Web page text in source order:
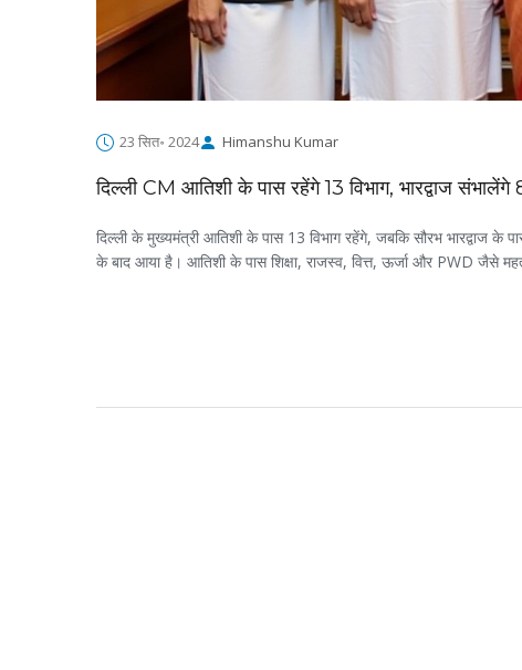
23 सित॰ 2024 Himanshu Kumar
दिल्ली CM आतिशी के पास रहेंगे 13 विभाग, भारद्वाज संभालेंगे
दिल्ली के मुख्यमंत्री आतिशी के पास 13 विभाग रहेंगे, जबकि सौरभ भारद्वाज के
के बाद आया है। आतिशी के पास शिक्षा, राजस्व, वित्त, ऊर्जा और PWD जैसे